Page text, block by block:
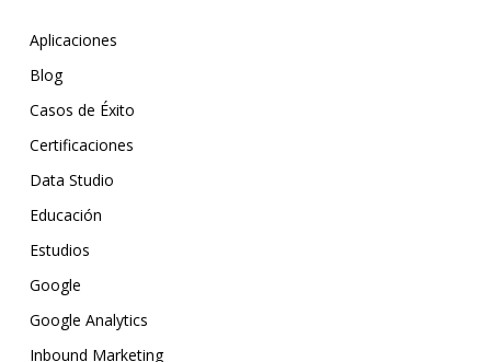
Aplicaciones
Blog
Casos de Éxito
Certificaciones
Data Studio
Educación
Estudios
Google
Google Analytics
Inbound Marketing